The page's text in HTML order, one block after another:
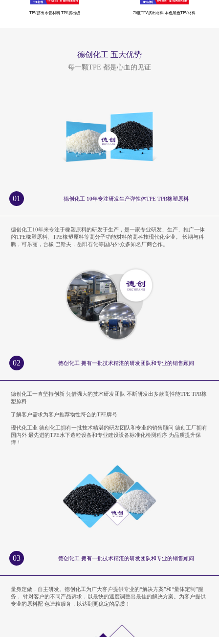
TPV挤出水管材料 TPV挤出级 70度TPV挤出材料 本色黑色TPV材料
德创化工 五大优势
每一颗TPE 都是心血的见证
01 德创化工 10年专注研发生产弹性体TPE TPR橡塑原料
德创化工10年来专注于橡塑原料的研发于生产，是一家专业研发、生产、推广一体
的TPE橡塑原料、TPE橡塑原料等高分子功能材料的高科技现代化企业。 长期与科
腾，可乐丽，台橡 巴斯夫，岳阳石化等国内外众多知名厂商合作。
02 德创化工 拥有一批技术精湛的研发团队和专业的销售顾问
德创化工一直坚持创新 凭借强大的技术研发团队 不断研发出多款高性能TPE TPR橡
塑原料
了解客户需求为客户推荐物性符合的TPE牌号
现代化工业 德创化工拥有一批技术精湛的研发团队和专业的销售顾问 德创工厂拥有
国内外 最先进的TPE水下造粒设备和专业建设设备标准化检测程序 为品质提升保
障！
03 德创化工 拥有一批技术精湛的研发团队和专业的销售顾问
量身定做，自主研发。德创化工为广大客户提供专业的“解决方案”和“量体定制”服
务， 针对客户的不同产品诉求，以最快的速度调整出最佳的解决方案。为客户提供
专业的原料配 色造粒服务，以达到更稳定的品质！